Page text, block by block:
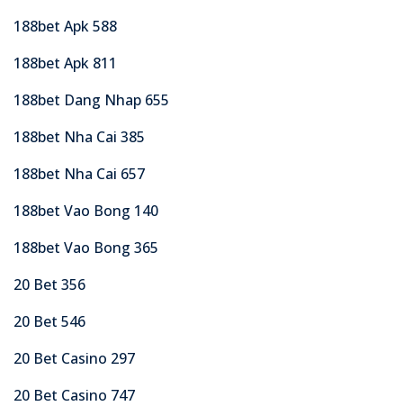
188bet Apk 588
188bet Apk 811
188bet Dang Nhap 655
188bet Nha Cai 385
188bet Nha Cai 657
188bet Vao Bong 140
188bet Vao Bong 365
20 Bet 356
20 Bet 546
20 Bet Casino 297
20 Bet Casino 747